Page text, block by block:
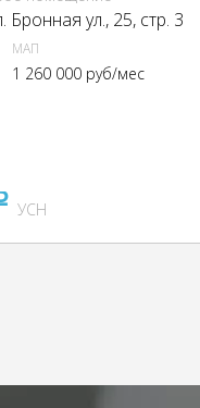
ул., 25, стр. 3
МАП
1 260 000 руб/мес
УСН